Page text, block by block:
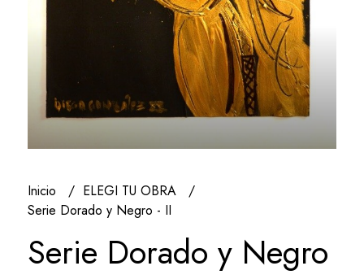
Inicio
ELEGI TU OBRA
Serie Dorado y Negro - II
Serie Dorado y Negro